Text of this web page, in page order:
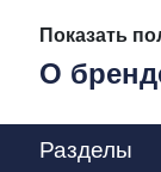
Показать
О
Разделы